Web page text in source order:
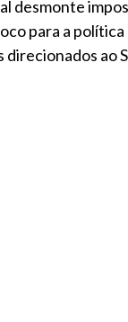
desmonte
para a
direcionados ao